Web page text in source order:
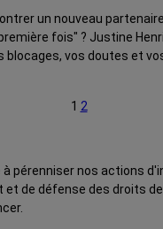
un nouveau
fois" ? Justine
blocages, vos doutes et
1 2
à pérenniser nos actions
et de défense des droits